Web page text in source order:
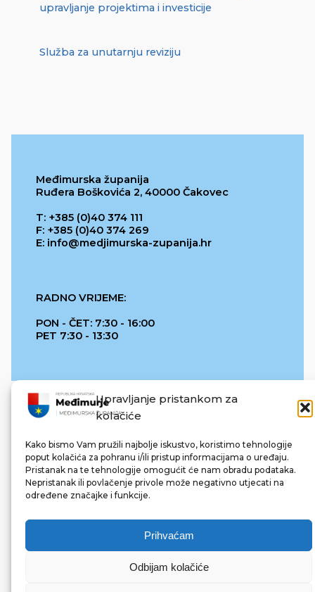
Upravljanje pristankom za
kolačiće
Kako bismo Vam pružili najbolje iskustvo, koristimo tehnologije
poput kolačića za pohranu i/ili pristup informacijama o uređaju.
Pristanak na te tehnologije omogućit će nam obradu podataka.
Nepristanak ili povlačenje privole može negativno utjecati na
određene značajke i funkcije.
Prihvaćam
Odbijam kolačiće
upravljanje projektima i investicije
Služba za unutarnju reviziju
Međimurska županija
Ruđera Boškovića 2, 40000 Čakovec
T: +385 (0)40 374 111
F: +385 (0)40 374 269
E: info@medjimurska-zupanija.hr
RADNO VRIJEME:
PON - ČET: 7:30 - 16:00
PET 7:30 - 13:30
REPUBLIKA HRVATSKA
© 2022 Međimurska županija. Sva prava pridržana.